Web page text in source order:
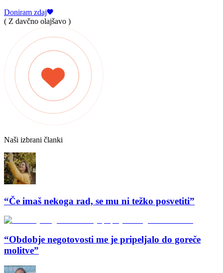
Doniram zdaj
( Z davčno olajšavo )
Naši izbrani članki
“Če imaš nekoga rad, se mu ni težko posvetiti”
“Obdobje negotovosti me je pripeljalo do goreče
molitve”